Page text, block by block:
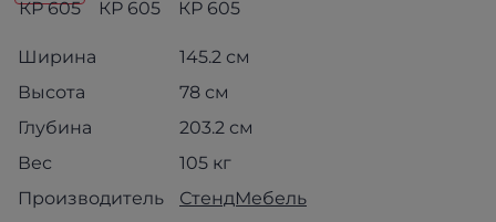
Ширина
145.2 см
Высота
78 см
Глубина
203.2 см
Вес
105 кг
Производитель
СтендМебель